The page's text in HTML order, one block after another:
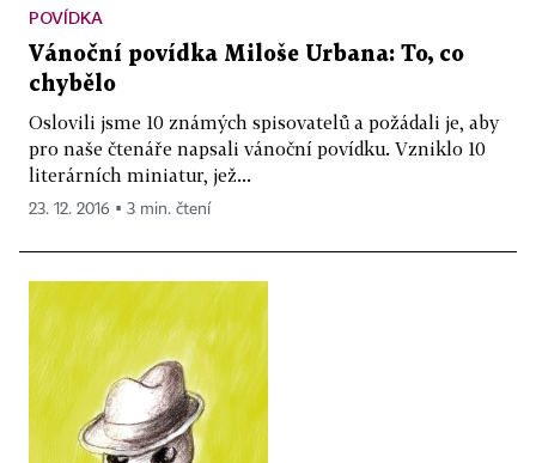
POVÍDKA
Vánoční povídka Miloše Urbana: To, co
chybělo
Oslovili jsme 10 známých spisovatelů a požádali je, aby
pro naše čtenáře napsali vánoční povídku. Vzniklo 10
literárních miniatur, jež...
23. 12. 2016 ▪ 3 min. čtení